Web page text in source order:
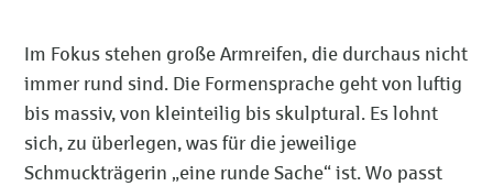
Im Fokus stehen große Armreifen, die durchaus nicht
immer rund sind. Die Formensprache geht von luftig
bis massiv, von kleinteilig bis skulptural. Es lohnt
sich, zu überlegen, was für die jeweilige
Schmuckträgerin „eine runde Sache“ ist. Wo passt